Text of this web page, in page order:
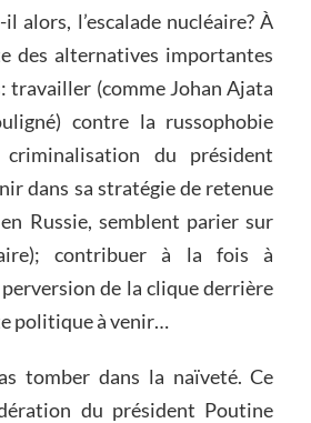
alors, l’escalade nucléaire? À
des alternatives importantes
travailler (comme Johan Ajata
contre la russophobie
du président
dans sa stratégie de retenue
Russie, semblent parier sur
contribuer à la fois à
de la clique derrière
politique à venir…
tomber dans la naïveté. Ce
du président Poutine